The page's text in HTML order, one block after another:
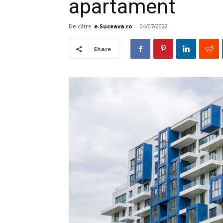
apartament
De către e-Suceava.ro - 04/07/2022
Share